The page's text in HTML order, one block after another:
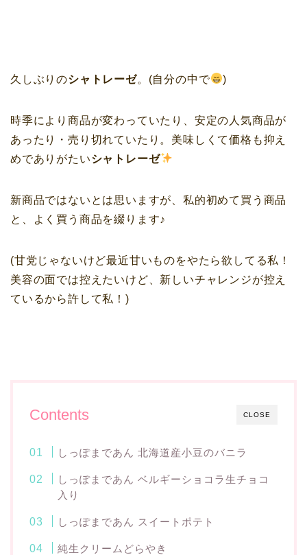
久しぶりのシャトレーゼ。(自分の中で )
時季により商品が変わっていたり、安定の人気商品が
あったり・売り切れていたり。美味しくて価格も抑え
めでありがたいシャトレーゼ
新商品ではないとは思いますが、私的初めて買う商品
と、よく買う商品を綴ります♪
(甘党じゃないけど最近甘いものをやたら欲してる私！
美容の面では控えたいけど、新しいチャレンジが控え
ているから許して私！)
CLOSE
Contents
しっぽまであん 北海道産小豆のバニラ
しっぽまであん ベルギーショコラ生チョコ
入り
しっぽまであん スイートポテト
純生クリームどらやき